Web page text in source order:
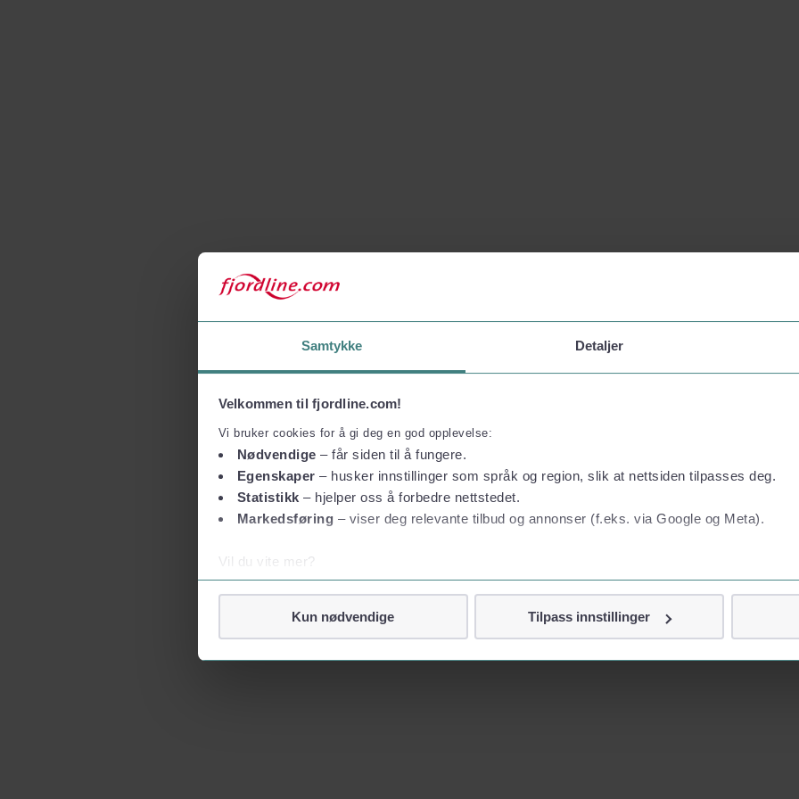
Samtykke Detaljer
Velkommen til fjordline.com!
Vi bruker cookies for å gi deg en god opplevelse:
Nødvendige – får siden til å fungere.
Egenskaper – husker innstillinger som språk og region, slik at nettsiden tilpasses deg.
Statistikk – hjelper oss å forbedre nettstedet.
Markedsføring – viser deg relevante tilbud og annonser (f.eks. via Google og Meta).
Vil du vite mer?
Om informasjonskapsler
Kun nødvendige Tilpass innstillinger